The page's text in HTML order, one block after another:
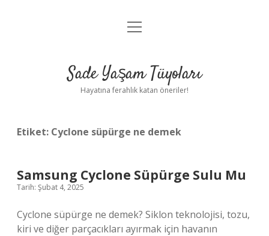
Anasayfa
Yasal Uyarı
menüyü
Sade Yaşam Tüyoları
Hayatına ferahlık katan öneriler!
Etiket: Cyclone süpürge ne demek
Samsung Cyclone Süpürge Sulu Mu
Tarih: Şubat 4, 2025
Cyclone süpürge ne demek? Siklon teknolojisi, tozu,
kiri ve diğer parçacıkları ayırmak için havanın